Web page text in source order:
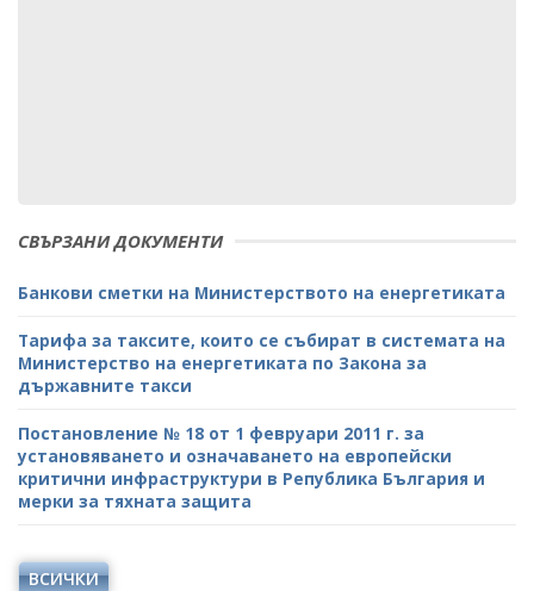
СВЪРЗАНИ ДОКУМЕНТИ
Банкови сметки на Министерството на енергетиката
Тарифа за таксите, които се събират в системата на
Министерство на енергетиката по Закона за
държавните такси
Постановление № 18 от 1 февруари 2011 г. за
установяването и означаването на европейски
критични инфраструктури в Република България и
мерки за тяхната защита
ВСИЧКИ